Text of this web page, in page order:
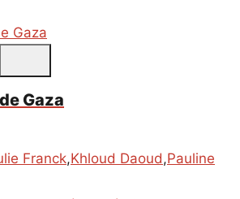
Gaza
Franck,Khloud Daoud,Pauline